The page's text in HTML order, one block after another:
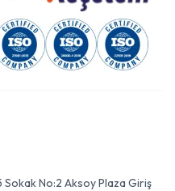
Sokak No:2 Aksoy Plaza Giriş